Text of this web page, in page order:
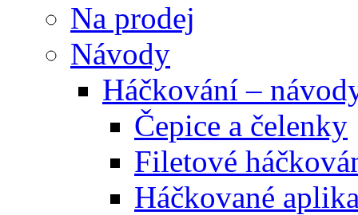
Na prodej
Návody
Háčkování –
Čepice a čelenky
Filetové
Háčkované